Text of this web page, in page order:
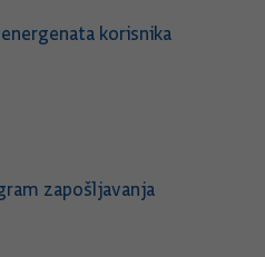
korisnika
zapošljavanja